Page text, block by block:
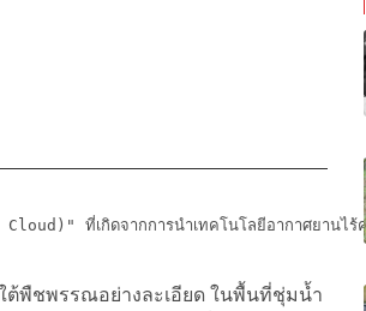
ที่เกิดจากการนำเทคโนโลยีอากาศยา
ใต้พืชพรรณอย่างละเอียด ในพื้นที่ชุ่มน้ำ